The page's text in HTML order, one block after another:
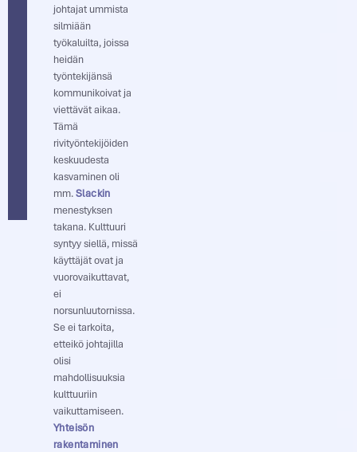
johtajat ummista
silmiään
työkaluilta, joissa
heidän
työntekijänsä
kommunikoivat ja
viettävät aikaa.
Tämä
rivityöntekijöiden
keskuudesta
kasvaminen oli
mm.Slackin
menestyksen
takana. Kulttuuri
syntyy siellä, missä
käyttäjät ovat ja
vuorovaikuttavat,
ei
norsunluutornissa.
Se ei tarkoita,
etteikö johtajilla
olisi
mahdollisuuksia
kulttuuriin
vaikuttamiseen.
Yhteisön
rakentaminen